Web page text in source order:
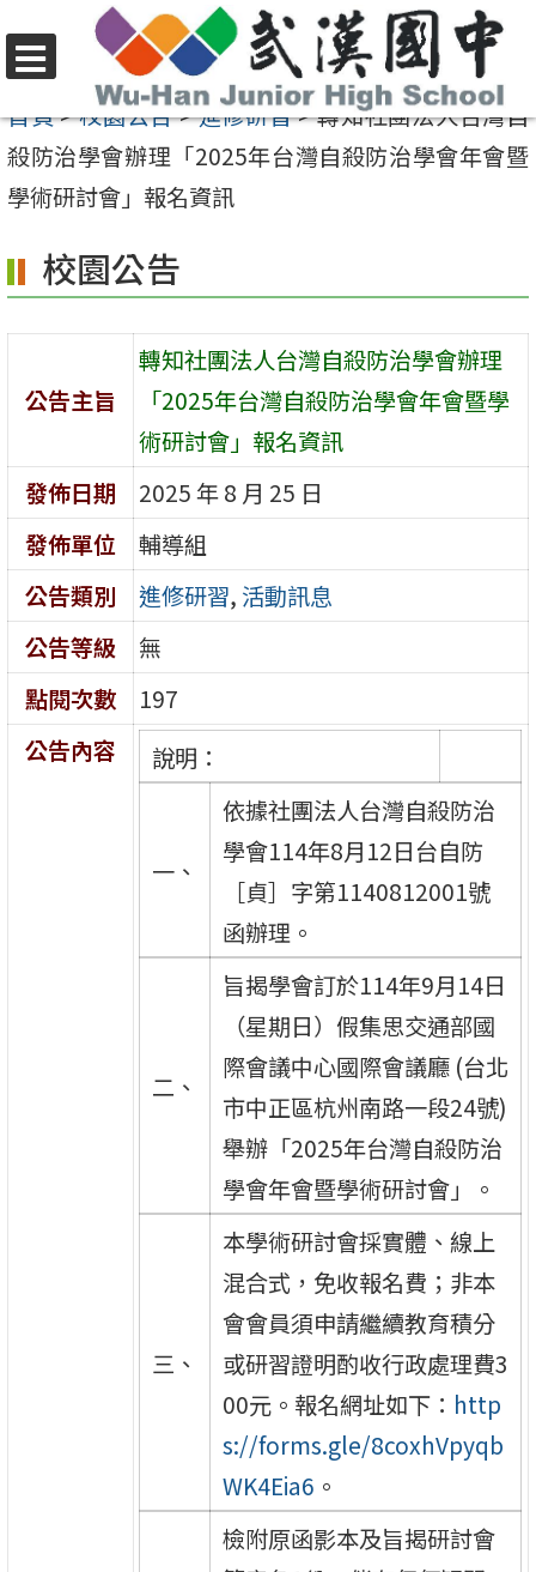
至
要
內
區
選
單
首頁>校園公告>進修研習>轉知社團法人台灣自
殺防治學會辦理「2025年台灣自殺防治學會年會暨
學術研討會」報名資訊
校園公告
公告主旨
轉知社團法人台灣自殺防治學會辦理
「2025年台灣自殺防治學會年會暨學
術研討會」報名資訊
發佈日期
2025 年 8 月 25 日
發佈單位
輔導組
公告類別
進修研習, 活動訊息
公告等級
無
點閱次數
197
公告內容
說明：
一、
依據社團法人台灣自殺防治
學會114年8月12日台自防
［貞］字第1140812001號
函辦理。
二、
旨揭學會訂於114年9月14日
（星期日）假集思交通部國
際會議中心國際會議廳 (台北
市中正區杭州南路一段24號)
舉辦「2025年台灣自殺防治
學會年會暨學術研討會」。
三、
本學術研討會採實體、線上
混合式，免收報名費；非本
會會員須申請繼續教育積分
或研習證明酌收行政處理費3
00元。報名網址如下： http
s://forms.gle/8coxhVpyqb
WK4Eia6 。
檢附原函影本及旨揭研討會